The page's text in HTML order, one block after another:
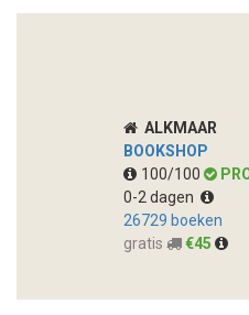
ALKMAAR
BOOKSHOP
100/100
0-2 dagen
26729 boeken
gratis
€45